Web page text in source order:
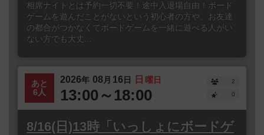
相席ナイトとは予約一切不要！途中入退場自由！ボード
ゲームを遊んだことがないという初心者の方や、お友達
の都合がつかなくてボードゲームを一緒に遊べる人がい
ない方でも大丈...
あと
6人
2026年 08 月 16日 日 曜日
13:00～18:00
2
0
8/16(日)13時「いっしょにボードゲ